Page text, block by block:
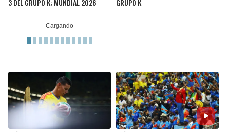
3 DEL GRUPO K; MUNDIAL 2026 GRUPO K